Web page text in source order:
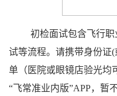
初检面试包含飞行
试等流程。 请携带身份证(
单（医院或眼镜店验光均
“飞常准业内版”APP，暂